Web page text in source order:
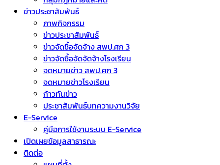
ข่าวประชาสัมพันธ์
ภาพกิจกรรม
ข่าวประชาสัมพันธ์
ข่าวจัดชื้อจัดจ้าง สพป.ศก 3
ข่าวจัดซื้อจัดจัดจ้างโรงเรียน
จดหมายข่าว สพป.ศก 3
จดหมายข่าวโรงเรียน
ก้าวทันข่าว
ประชาสัมพันธ์บทความงานวิจัย
E-Service
คู่มือการใช้งานระบบ E-Service
เปิดเผยข้อมูลสาธารณะ
ติดต่อ